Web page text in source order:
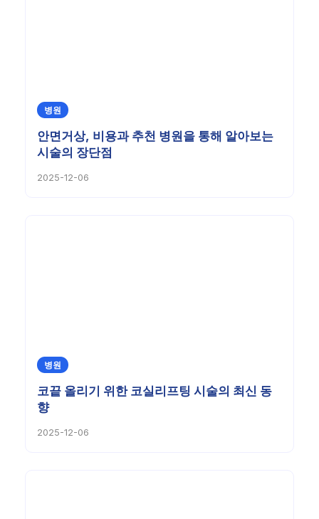
병원
안면거상, 비용과 추천 병원을 통해 알아보는
시술의 장단점
2025-12-06
병원
코끝 올리기 위한 코실리프팅 시술의 최신 동
향
2025-12-06